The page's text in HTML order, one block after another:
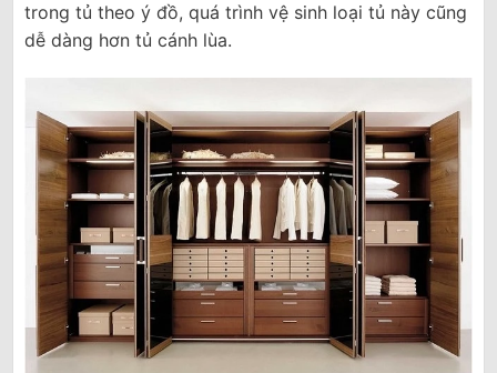
trong tủ theo ý đồ, quá trình vệ sinh loại tủ này cũng
dễ dàng hơn tủ cánh lùa.